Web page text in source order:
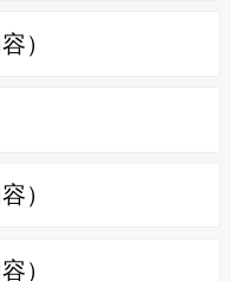
）
）
）